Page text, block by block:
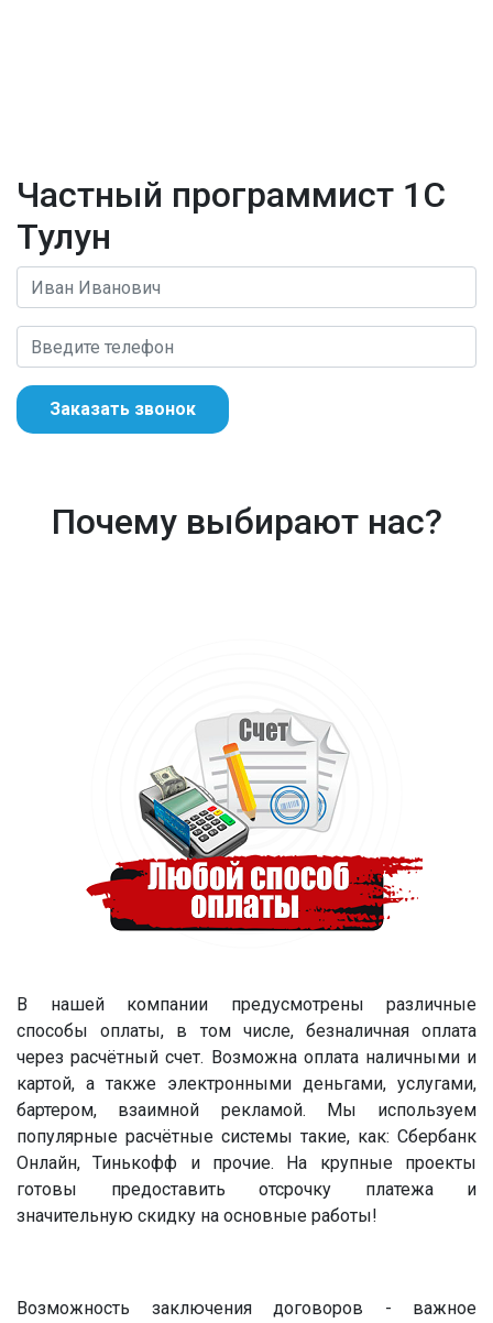
Частный программист 1С
Тулун
Заказать звонок
Почему выбирают нас?
В нашей компании предусмотрены различные
способы оплаты, в том числе, безналичная оплата
через расчётный счет. Возможна оплата наличными и
картой, а также электронными деньгами, услугами,
бартером, взаимной рекламой. Мы используем
популярные расчётные системы такие, как: Сбербанк
Онлайн, Тинькофф и прочие. На крупные проекты
готовы предоставить отсрочку платежа и
значительную скидку на основные работы!
Возможность заключения договоров - важное